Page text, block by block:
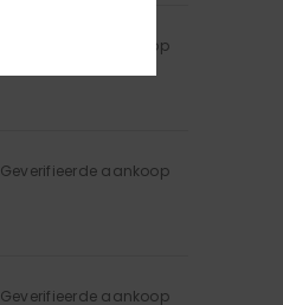
Geverifieerde aankoop
Geverifieerde aankoop
Geverifieerde aankoop